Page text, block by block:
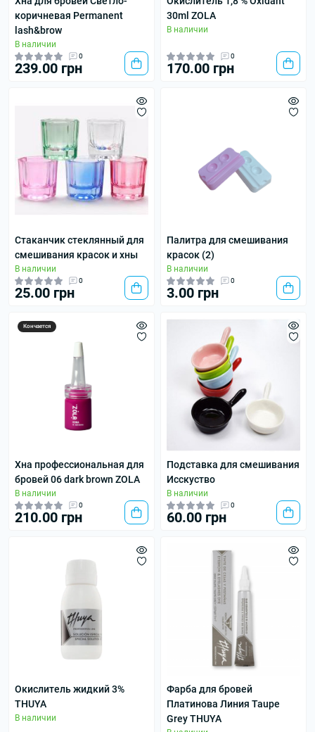
коричневая Permanent
lash&brow
В наличии
0
239.00 грн
30ml ZOLA
В наличии
0
170.00 грн
Стаканчик стеклянный для
смешивания красок и хны
В наличии
0
25.00 грн
Палитра для смешивания
красок (2)
В наличии
0
3.00 грн
Кончается
Хна профессиональная для
бровей 06 dark brown ZOLA
В наличии
0
210.00 грн
Подставка для смешивания
Исскуство
В наличии
0
60.00 грн
Окислитель жидкий 3%
THUYA
В наличии
Фарба для бровей
Платинова Линия Taupe
Grey THUYA